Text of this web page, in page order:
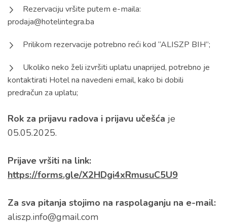
Rezervaciju vršite putem e-maila:
prodaja@hotelintegra.ba
Prilikom rezervacije potrebno reći kod “ALISZP BIH”;
Ukoliko neko želi izvršiti uplatu unaprijed, potrebno je
kontaktirati Hotel na navedeni email, kako bi dobili
predračun za uplatu;
Rok za prijavu radova i prijavu učešća je
05.05.2025.
Prijave vršiti na link:
https://forms.gle/X2HDgi4xRmusuC5U9
Za sva pitanja stojimo na raspolaganju na e-mail:
aliszp.info@gmail.com